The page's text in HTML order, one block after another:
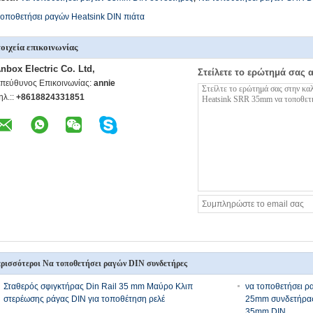
ραγών Heatsink DIN πιάτα
επικοινωνίας
Electric Co. Ltd,
Επικοινωνίας: annie
+8618824331851
Στείλετε το ερώτημά σας
Να τοποθετήσει ραγών DIN συνδετήρες
Σταθερός σφιγκτήρας Din Rail 35 mm Μαύρο Κλιπ
στερέωσης ράγας DIN για τοποθέτηση ρελέ
να τοποθετήσει
25mm